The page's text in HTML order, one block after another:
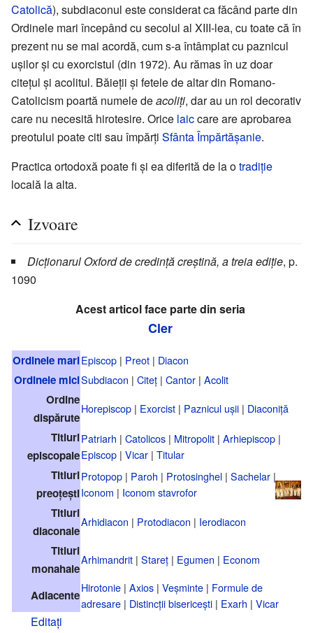
Catolică), subdiaconul este considerat ca făcând parte din
Ordinele mari începând cu secolul al XIII-lea, cu toate că în
prezent nu se mai acordă, cum s-a întâmplat cu paznicul
ușilor și cu exorcistul (din 1972). Au rămas în uz doar
citețul și acolitul. Băieții și fetele de altar din Romano-
Catolicism poartă numele deacoliți, dar au un rol decorativ
care nu necesită hirotesire. Orice laiccare are aprobarea
preotului poate citi sau împărți Sfânta Împărtășanie.
Practica ortodoxă poate fi și ea diferită de la otradiție
locală la alta.
Izvoare
Dicționarul Oxford de credință creștină, a treia ediție, p.
1090
Acest articol face parte din seria
Cler
Ordinele mariEpiscop | Preot | Diacon
Ordinele miciSubdiacon | Citeț | Cantor | Acolit
Ordine
dispărute
Horepiscop | Exorcist | Paznicul ușii | Diaconiță
Titluri
episcopale
Patriarh | Catolicos | Mitropolit | Arhiepiscop |
Episcop | Vicar | Titular
Titluri
preoțești
Protopop | Paroh | Protosinghel | Sachelar |
Iconom | Iconom stavrofor
Titluri
diaconale
Arhidiacon | Protodiacon | Ierodiacon
Titluri
monahale
Arhimandrit | Stareț | Egumen | Econom
Adiacente
Hirotonie | Axios | Veșminte | Formule de
adresare | Distincții bisericești | Exarh | Vicar
Editați